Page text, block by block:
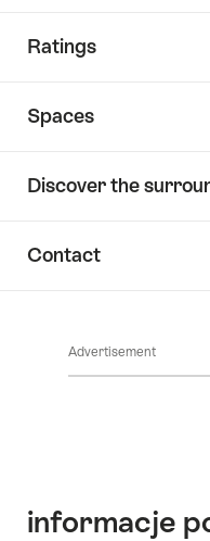
ClickToViewContent
Ratings
Spaces
ClickToViewContent
Discover the
Contact
Advertisement
informacje